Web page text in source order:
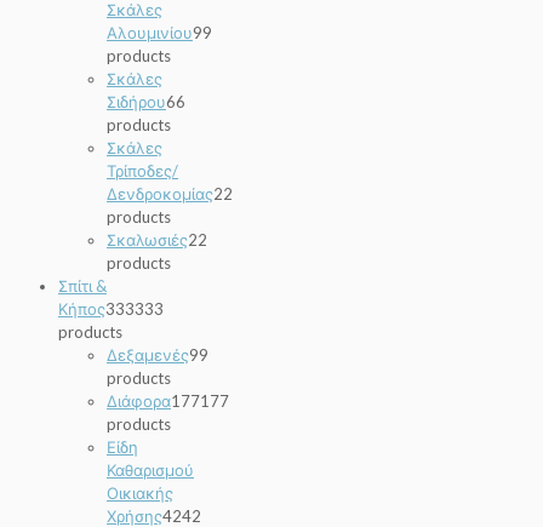
Σκάλες
Αλουμινίου99
products
Σκάλες
Σιδήρου66
products
Σκάλες
Τρίποδες/
Δενδροκομίας22
products
Σκαλωσιές22
products
Σπίτι &
Κήπος333333
products
Δεξαμενές99
products
Διάφορα177177
products
Είδη
Καθαρισμού
Οικιακής
Χρήσης4242